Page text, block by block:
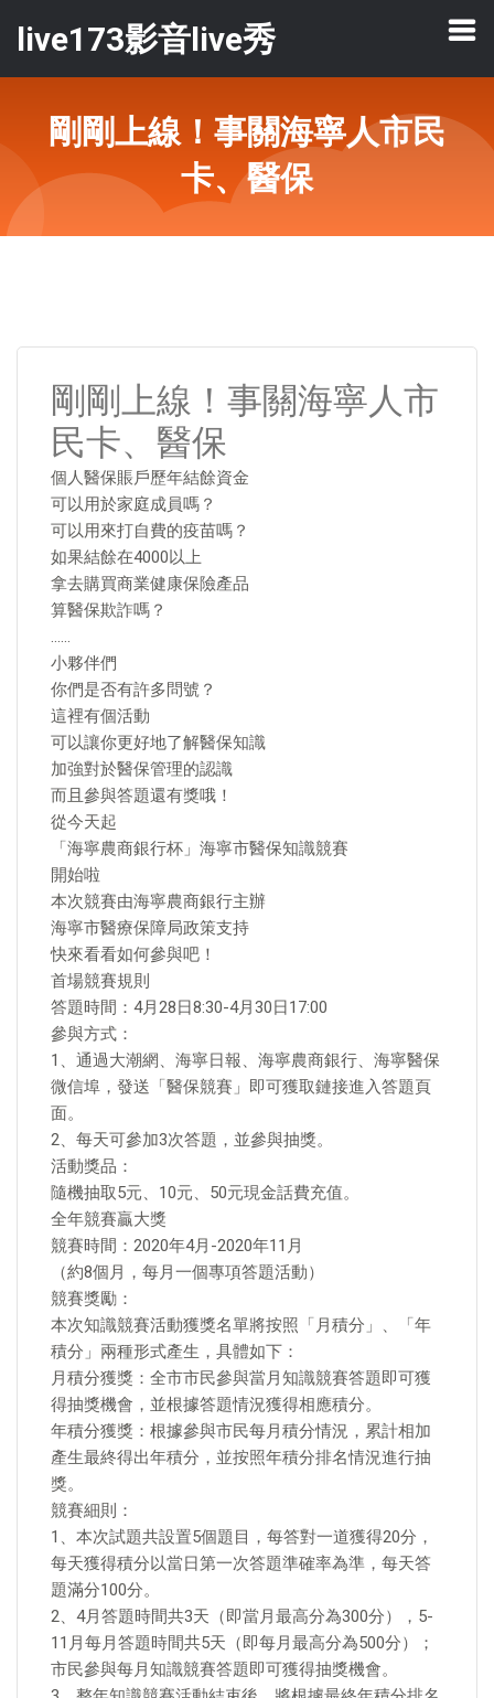
live173影音live秀
剛剛上線！事關海寧人市民
卡、醫保
剛剛上線！事關海寧人市
民卡、醫保
個人醫保賬戶歷年結餘資金
可以用於家庭成員嗎？
可以用來打自費的疫苗嗎？
如果結餘在4000以上
拿去購買商業健康保險產品
算醫保欺詐嗎？
……
小夥伴們
你們是否有許多問號？
這裡有個活動
可以讓你更好地了解醫保知識
加強對於醫保管理的認識
而且參與答題還有獎哦！
從今天起
「海寧農商銀行杯」海寧市醫保知識競賽
開始啦
本次競賽由海寧農商銀行主辦
海寧市醫療保障局政策支持
快來看看如何參與吧！
首場競賽規則
答題時間：4月28日8:30-4月30日17:00
參與方式：
1、通過大潮網、海寧日報、海寧農商銀行、海寧醫保
微信埠，發送「醫保競賽」即可獲取鏈接進入答題頁
面。
2、每天可參加3次答題，並參與抽獎。
活動獎品：
隨機抽取5元、10元、50元現金話費充值。
全年競賽贏大獎
競賽時間：2020年4月-2020年11月
（約8個月，每月一個專項答題活動）
競賽獎勵：
本次知識競賽活動獲獎名單將按照「月積分」、「年
積分」兩種形式產生，具體如下：
月積分獲獎：全市市民參與當月知識競賽答題即可獲
得抽獎機會，並根據答題情況獲得相應積分。
年積分獲獎：根據參與市民每月積分情況，累計相加
產生最終得出年積分，並按照年積分排名情況進行抽
獎。
競賽細則：
1、本次試題共設置5個題目，每答對一道獲得20分，
每天獲得積分以當日第一次答題準確率為準，每天答
題滿分100分。
2、4月答題時間共3天（即當月最高分為300分），5-
11月每月答題時間共5天（即每月最高分為500分）；
市民參與每月知識競賽答題即可獲得抽獎機會。